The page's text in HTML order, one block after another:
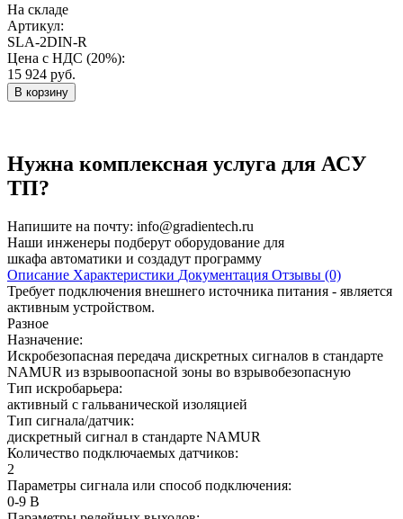
На складе
Артикул:
SLA-2DIN-R
Цена с НДС (20%):
15 924 руб.
В корзину
Нужна комплексная услуга для АСУ
ТП?
Напишите на почту: info@gradientech.ru
Наши инженеры подберут оборудование для
шкафа автоматики и создадут программу
Описание Характеристики Документация Отзывы (0)
Требует подключения внешнего источника питания - является
активным устройством.
Разное
Назначение:
Искробезопасная передача дискретных сигналов в стандарте
NAMUR из взрывоопасной зоны во взрывобезопасную
Тип искробарьера:
активный с гальванической изоляцией
Тип сигнала/датчик:
дискретный сигнал в стандарте NAMUR
Количество подключаемых датчиков:
2
Параметры сигнала или способ подключения:
0-9 В